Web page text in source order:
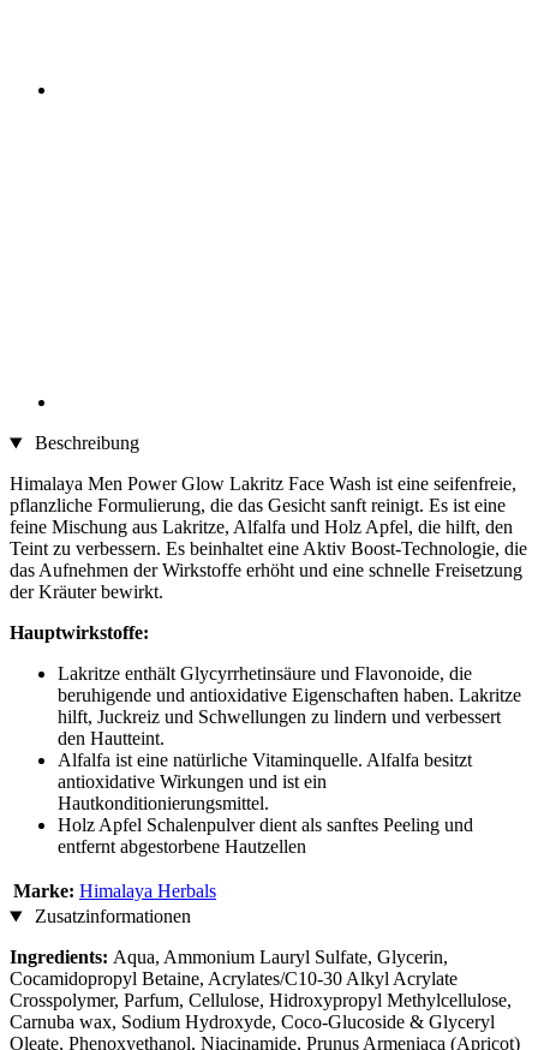
Beschreibung
Himalaya Men Power Glow Lakritz Face Wash ist eine seifenfreie,
pflanzliche Formulierung, die das Gesicht sanft reinigt. Es ist eine
feine Mischung aus Lakritze, Alfalfa und Holz Apfel, die hilft, den
Teint zu verbessern. Es beinhaltet eine Aktiv Boost-Technologie, die
das Aufnehmen der Wirkstoffe erhöht und eine schnelle Freisetzung
der Kräuter bewirkt.
Hauptwirkstoffe:
Lakritze enthält Glycyrrhetinsäure und Flavonoide, die
beruhigende und antioxidative Eigenschaften haben. Lakritze
hilft, Juckreiz und Schwellungen zu lindern und verbessert
den Hautteint.
Alfalfa ist eine natürliche Vitaminquelle. Alfalfa besitzt
antioxidative Wirkungen und ist ein
Hautkonditionierungsmittel.
Holz Apfel Schalenpulver dient als sanftes Peeling und
entfernt abgestorbene Hautzellen
Marke: Himalaya Herbals
Zusatzinformationen
Ingredients: Aqua, Ammonium Lauryl Sulfate, Glycerin,
Cocamidopropyl Betaine, Acrylates/C10-30 Alkyl Acrylate
Crosspolymer, Parfum, Cellulose, Hidroxypropyl Methylcellulose,
Carnuba wax, Sodium Hydroxyde, Coco-Glucoside & Glyceryl
Oleate, Phenoxyethanol, Niacinamide, Prunus Armeniaca (Apricot)